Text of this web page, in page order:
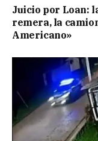
Juicio por Loan:
remera, la
Americano»